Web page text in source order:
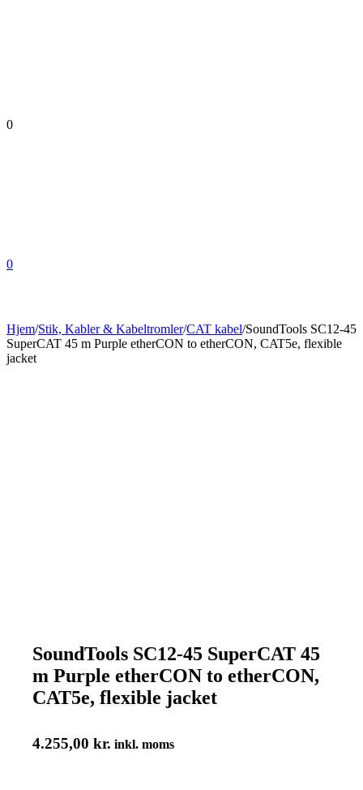
0
0
Hjem/Stik, Kabler & Kabeltromler/CAT kabel/SoundTools SC12-45
SuperCAT 45 m Purple etherCON to etherCON, CAT5e, flexible
jacket
SoundTools SC12-45 SuperCAT 45
m Purple etherCON to etherCON,
CAT5e, flexible jacket
4.255,00 kr. inkl. moms